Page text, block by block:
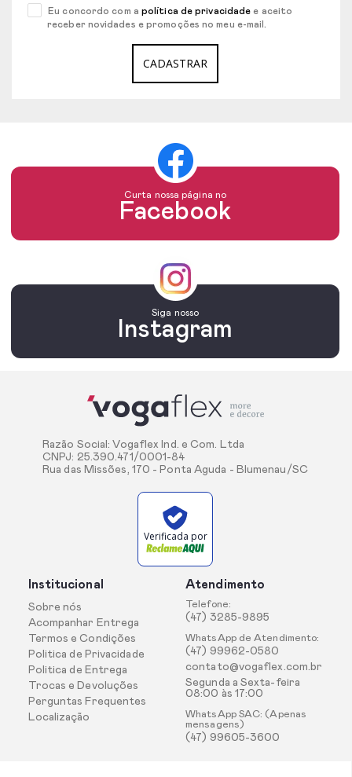
Eu concordo com a política de privacidade e aceito
receber novidades e promoções no meu e-mail.
CADASTRAR
Curta nossa página no
Facebook
Siga nosso
Instagram
Razão Social: Vogaflex Ind. e Com. Ltda
CNPJ: 25.390.471/0001-84
Rua das Missões, 170 - Ponta Aguda - Blumenau/SC
Verificada por
Institucional
Sobre nós
Acompanhar Entrega
Termos e Condições
Politica de Privacidade
Politica de Entrega
Trocas e Devoluções
Perguntas Frequentes
Localização
Atendimento
Telefone:
(47) 3285-9895
WhatsApp de Atendimento:
(47) 99962-0580
contato@vogaflex.com.br
Segunda a Sexta-feira
08:00 às 17:00
WhatsApp SAC: (Apenas
mensagens)
(47) 99605-3600